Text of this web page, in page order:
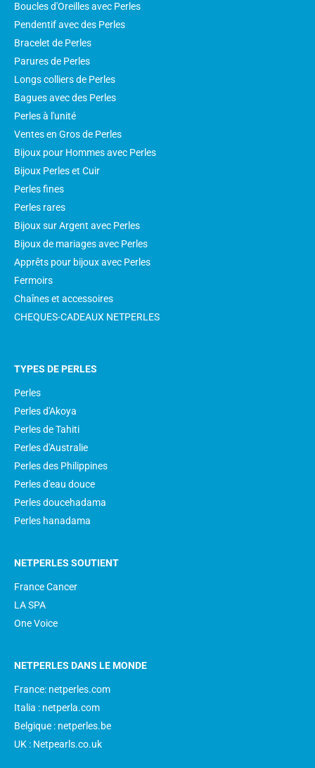
Boucles d'Oreilles avec Perles
Pendentif avec des Perles
Bracelet de Perles
Parures de Perles
Longs colliers de Perles
Bagues avec des Perles
Perles à l'unité
Ventes en Gros de Perles
Bijoux pour Hommes avec Perles
Bijoux Perles et Cuir
Perles fines
Perles rares
Bijoux sur Argent avec Perles
Bijoux de mariages avec Perles
Apprêts pour bijoux avec Perles
Fermoirs
Chaînes et accessoires
CHEQUES-CADEAUX NETPERLES
TYPES DE PERLES
Perles
Perles d'Akoya
Perles de Tahiti
Perles d'Australie
Perles des Philippines
Perles d'eau douce
Perles doucehadama
Perles hanadama
NETPERLES SOUTIENT
France Cancer
LA SPA
One Voice
NETPERLES DANS LE MONDE
France: netperles.com
Italia : netperla.com
Belgique : netperles.be
UK : Netpearls.co.uk